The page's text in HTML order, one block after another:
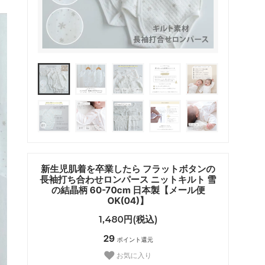
新生児肌着を卒業したら フラットボタンの
長袖打ち合わせロンパース ニットキルト 雪
の結晶柄 60-70cm 日本製【メール便
OK(04)】
1,480円(税込)
29 ポイント還元
お気に入り